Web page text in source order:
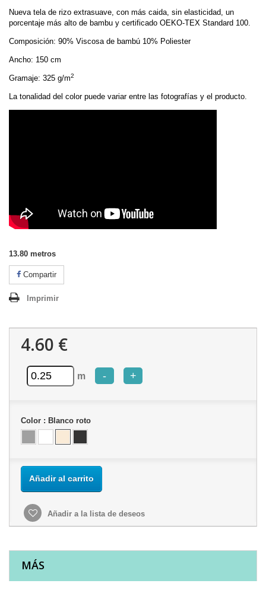
Nueva tela de rizo extrasuave, con más caida, sin elasticidad, un
porcentaje más alto de bambu y certificado OEKO-TEX Standard 100.
Composición: 90% Viscosa de bambú 10% Poliester
Ancho: 150 cm
Gramaje: 325 g/m2
La tonalidad del color puede variar entre las fotografías y el producto.
13.80 metros
Compartir
Imprimir
4.60 €
m - +
Color : Blanco roto
Añadir al carrito
Añadir a la lista de deseos
MÁS